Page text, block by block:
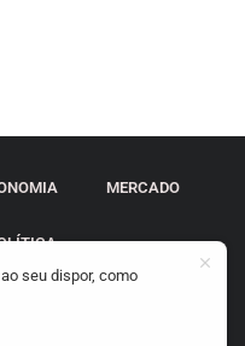
MERCADO
seu dispor, como